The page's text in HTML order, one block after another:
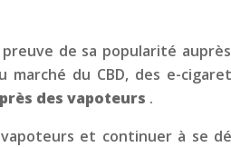
de sa popularité
marché du CBD, des e-
des vapoteurs .
et continuer à se